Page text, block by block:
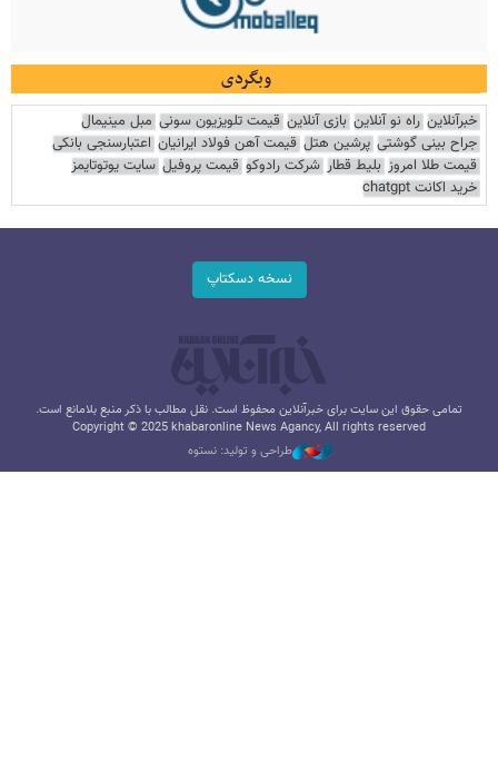
وبگردی
خبرآنلاین راه نو آنلاین بازی آنلاین قیمت تلویزیون سونی مبل مینیمال
جراح بینی گوشتی پرشین هتل قیمت آهن فولاد ایرانیان اعتبارسنجی بانکی
قیمت طلا امروز بلیط قطار شرکت رادوکو قیمت پروفیل سایت یوتوتایمز
خرید اکانت chatgpt
نسخه دسکتاپ
تمامی حقوق این سایت برای خبرآنلاین محفوظ است. نقل مطالب با ذکر منبع بلامانع است.
Copyright © 2025 khabaronline News Agancy, All rights reserved
طراحی و تولید: نستوه